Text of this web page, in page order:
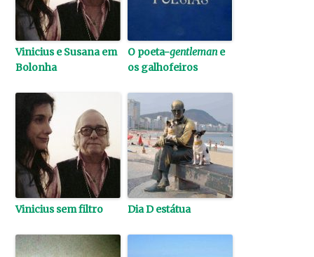
Vinicius e Susana em
Bolonha
O poeta-gentlemane
os galhofeiros
Vinicius sem filtro Dia D estátua